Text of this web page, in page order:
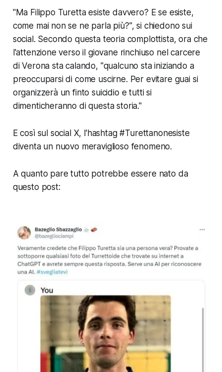
"Ma Filippo Turetta esiste davvero? E se esiste,
come mai non se ne parla più?", si chiedono sui
social. Secondo questa teoria complottista, ora che
l'attenzione verso il giovane rinchiuso nel carcere
di Verona sta calando, "qualcuno sta iniziando a
preoccuparsi di come uscirne. Per evitare guai si
organizzerà un finto suicidio e tutti si
dimenticheranno di questa storia."
E così sul social X, l'hashtag #Turettanonesiste
diventa un nuovo meraviglioso fenomeno.
A quanto pare tutto potrebbe essere nato da
questo post: